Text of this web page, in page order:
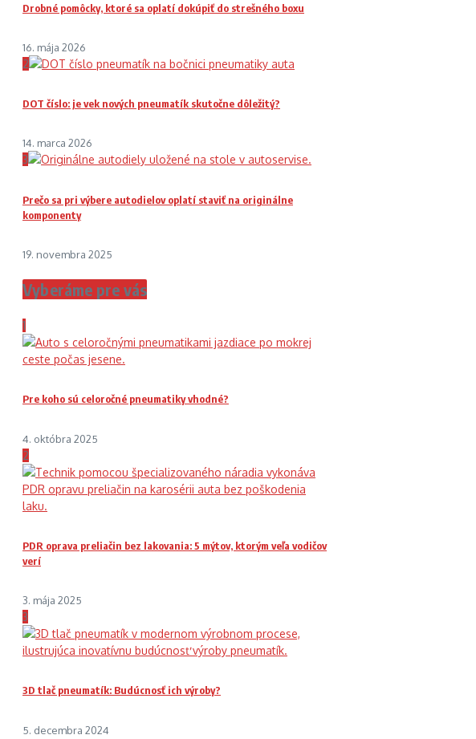
Drobné pomôcky, ktoré sa oplatí dokúpiť do strešného boxu
16. mája 2026
2
DOT číslo: je vek nových pneumatík skutočne dôležitý?
14. marca 2026
3
Prečo sa pri výbere autodielov oplatí staviť na originálne
komponenty
19. novembra 2025
Vyberáme pre vás
1
Pre koho sú celoročné pneumatiky vhodné?
4. októbra 2025
2
PDR oprava preliačin bez lakovania: 5 mýtov, ktorým veľa vodičov
verí
3. mája 2025
3
3D tlač pneumatík: Budúcnosť ich výroby?
5. decembra 2024